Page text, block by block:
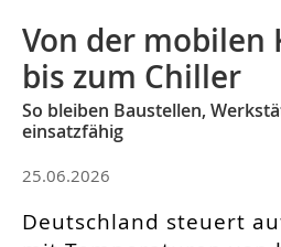
Von der mobilen
bis zum Chiller
So bleiben Baustellen,
einsatzfähig
25.06.2026
Deutschland steuert